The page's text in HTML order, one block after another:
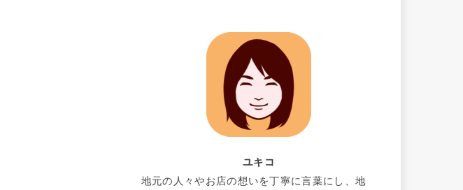
ユキコ
地元の人々やお店の想いを丁寧に言葉にし、地